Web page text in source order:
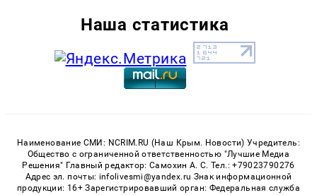
Наша статистика
Наименование СМИ: NCRIM.RU (Наш Крым. Новости) Учредитель:
Общество с ограниченной ответственностью "Лучшие Медиа
Решения" Главный редактор: Самохин А. С. Тел.: +79023790276
Адрес эл. почты: infolivesmi@yandex.ru Знак информационной
продукции: 16+ Зарегистрировавший орган: Федеральная служба